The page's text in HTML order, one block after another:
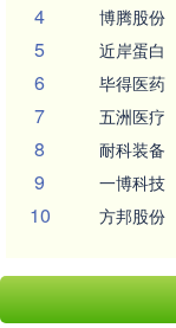
4 博腾股份
5 近岸蛋白
6 毕得医药
7 五洲医疗
8 耐科装备
9 一博科技
10 方邦股份